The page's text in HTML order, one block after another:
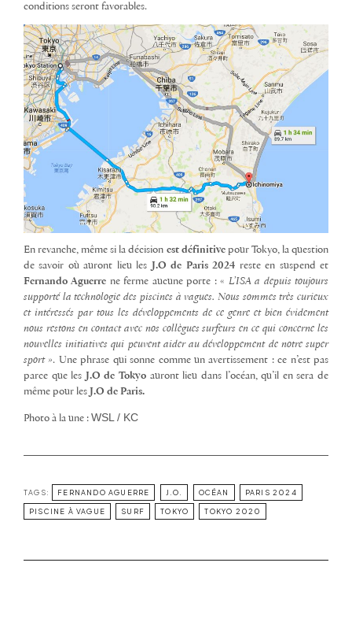
conditions seront favorables.
En revanche, même si la décision est définitivepour Tokyo, la question
de savoir où auront lieu les J.O de Paris 2024 reste en suspend et
Fernando Aguerre ne ferme aucune porte : « L’ISA a depuis toujours
supporté la technologie des piscines à vagues. Nous sommes très curieux
et intéressés par tous les développements de ce genre et bien évidement
nous restons en contact avec nos collègues surfeurs en ce qui concerne les
nouvelles initiatives qui peuvent aider au développement de notre super
sport ». Une phrase qui sonne comme un avertissement : ce n’est pas
parce que les J.O de Tokyo auront lieu dans l’océan, qu’il en sera de
même pour les J.O de Paris.
Photo à la une : WSL / KC
TAGS: FERNANDO AGUERRE J.O. OCÉAN PARIS 2024
PISCINE À VAGUE SURF TOKYO TOKYO 2020